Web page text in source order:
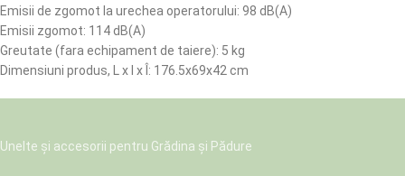
Emisii de zgomot la urechea operatorului: 98 dB(A)
Emisii zgomot: 114 dB(A)
Greutate (fara echipament de taiere): 5 kg
Dimensiuni produs, L x l x Î: 176.5x69x42 cm
Unelte și accesorii pentru Grădina și Pădure